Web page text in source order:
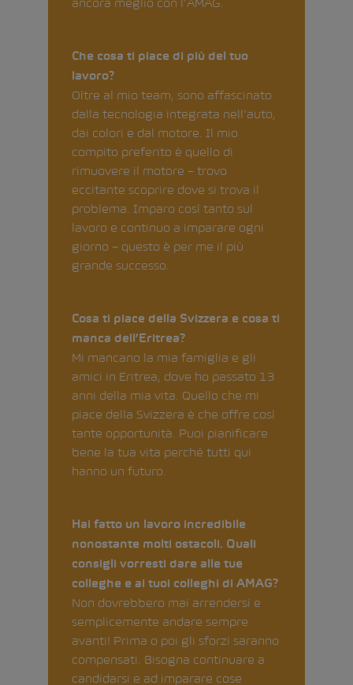
Che cosa ti piace di più del tuo
lavoro?
Oltre al mio team, sono affascinato
dalla tecnologia integrata nell’auto,
dai colori e dal motore. Il mio
compito preferito è quello di
rimuovere il motore – trovo
eccitante scoprire dove si trova il
problema. Imparo così tanto sul
lavoro e continuo a imparare ogni
giorno – questo è per me il più
grande successo.
Cosa ti piace della Svizzera e cosa ti
manca dell’Eritrea?
Mi mancano la mia famiglia e gli
amici in Eritrea, dove ho passato 13
anni della mia vita. Quello che mi
piace della Svizzera è che offre così
tante opportunità. Puoi pianificare
bene la tua vita perché tutti qui
hanno un futuro.
Hai fatto un lavoro incredibile
nonostante molti ostacoli. Quali
consigli vorresti dare alle tue
colleghe e ai tuoi colleghi di AMAG?
Non dovrebbero mai arrendersi e
semplicemente andare sempre
avanti! Prima o poi gli sforzi saranno
compensati. Bisogna continuare a
candidarsi e ad imparare cose